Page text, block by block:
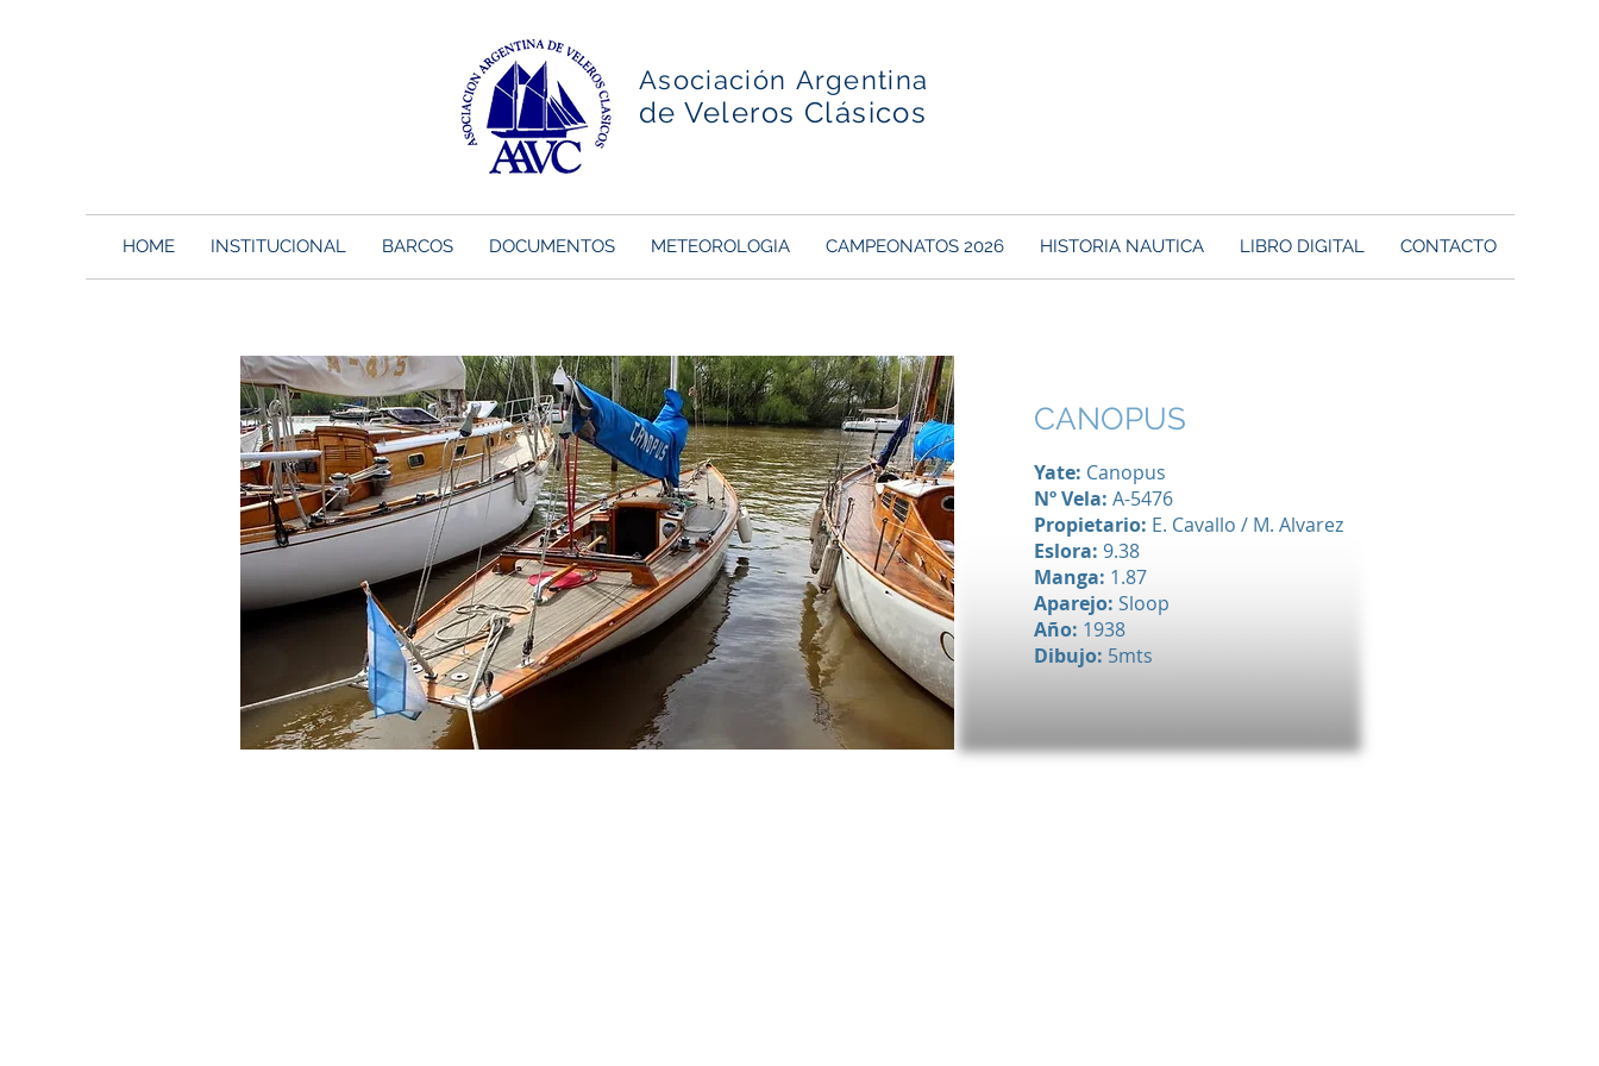
Asociación Argentina
de Veleros Clásicos
HOME INSTITUCIONAL BARCOS DOCUMENTOS METEOROLOGIA CAMPEONATOS 2026 HISTORIA NAUTICA LIBRO DIGITAL CONTACTO
CANOPUS
Yate: Canopus
Nº Vela: A-5476
Propietario: E. Cavallo / M. Alvarez
Eslora: 9.38
Manga: 1.87
Aparejo: Sloop
Año: 1938
Dibujo: 5mts